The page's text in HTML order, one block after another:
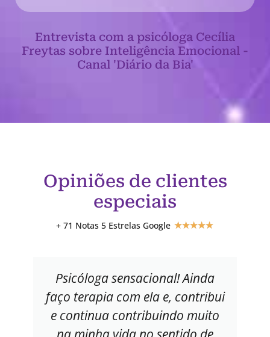
Entrevista com a psicóloga Cecília
Freytas sobre Inteligência Emocional -
Canal 'Diário da Bia'
Opiniões de clientes
especiais
+ 71 Notas 5 Estrelas Google ★★★★★
Psicóloga sensacional! Ainda
faço terapia com ela e, contribui
e continua contribuindo muito